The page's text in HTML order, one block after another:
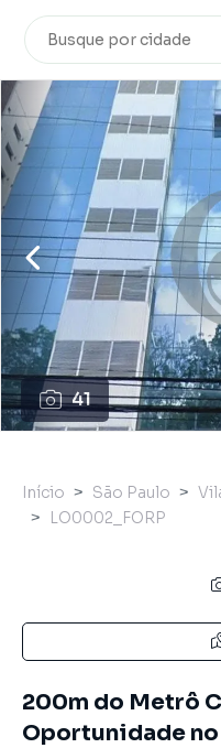
41
Início São Paulo
LO0002_FORP
200m do Metrô
Oportunidade no